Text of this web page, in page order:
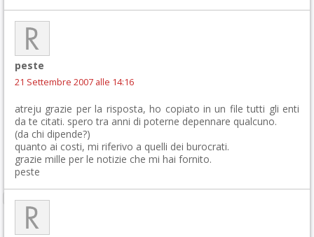
peste
21 Settembre 2007 alle 14:16
atreju grazie per la risposta, ho copiato in un file tutti gli enti
da te citati. spero tra anni di poterne depennare qualcuno.
(da chi dipende?)
quanto ai costi, mi riferivo a quelli dei burocrati.
grazie mille per le notizie che mi hai fornito.
peste